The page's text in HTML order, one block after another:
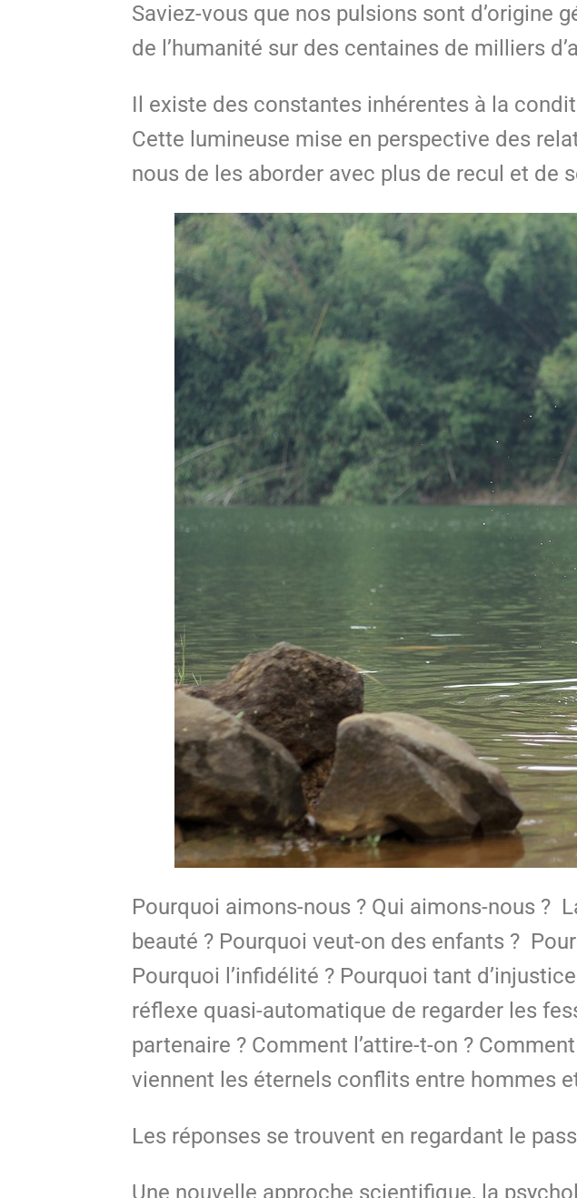
Saviez-vous que nos pulsions sont d’origine
de l’humanité sur des centaines de milliers
Il existe des constantes inhérentes à la
Cette lumineuse mise en perspective des
nous de les aborder avec plus de recul et de
Pourquoi aimons-nous ? Qui aimons-nous ?
beauté ? Pourquoi veut-on des enfants ?
Pourquoi l’infidélité ? Pourquoi tant
réflexe quasi-automatique de regarder les
partenaire ? Comment l’attire-t-on ?
viennent les éternels conflits entre hommes
Les réponses se trouvent en regardant le
Une nouvelle approche scientifique, la